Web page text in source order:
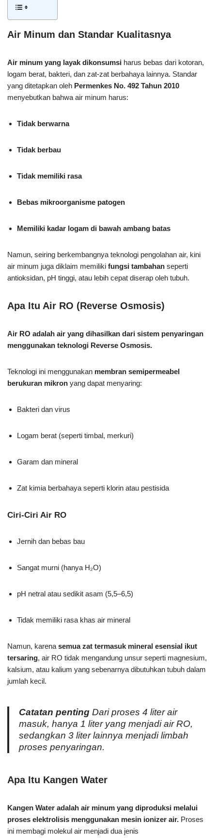
Air Minum dan Standar Kualitasnya
Air minum yang layak dikonsumsi harus bebas dari kotoran,
logam berat, bakteri, dan zat-zat berbahaya lainnya. Standar
yang ditetapkan oleh Permenkes No. 492 Tahun 2010
menyebutkan bahwa air minum harus:
Tidak berwarna
Tidak berbau
Tidak memiliki rasa
Bebas mikroorganisme patogen
Memiliki kadar logam di bawah ambang batas
Namun, seiring berkembangnya teknologi pengolahan air, kini
air minum juga diklaim memiliki fungsi tambahan seperti
antioksidan, pH tinggi, atau lebih cepat diserap oleh tubuh.
Apa Itu Air RO (Reverse Osmosis)
Air RO adalah air yang dihasilkan dari sistem penyaringan
menggunakan teknologi Reverse Osmosis.
Teknologi ini menggunakan membran semipermeabel
berukuran mikron yang dapat menyaring:
Bakteri dan virus
Logam berat (seperti timbal, merkuri)
Garam dan mineral
Zat kimia berbahaya seperti klorin atau pestisida
Ciri-Ciri Air RO
Jernih dan bebas bau
Sangat murni (hanya H₂O)
pH netral atau sedikit asam (5,5–6,5)
Tidak memiliki rasa khas air mineral
Namun, karena semua zat termasuk mineral esensial ikut
tersaring, air RO tidak mengandung unsur seperti magnesium,
kalsium, atau kalium yang sebenarnya dibutuhkan tubuh dalam
jumlah kecil.
Catatan penting Dari proses 4 liter air
masuk, hanya 1 liter yang menjadi air RO,
sedangkan 3 liter lainnya menjadi limbah
proses penyaringan.
Apa Itu Kangen Water
Kangen Water adalah air minum yang diproduksi melalui
proses elektrolisis menggunakan mesin ionizer air. Proses
ini membagi molekul air menjadi dua jenis